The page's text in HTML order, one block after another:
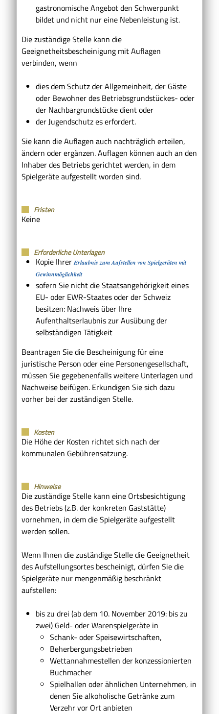
gastronomische Angebot den Schwerpunkt
bildet und nicht nur eine Nebenleistung ist.
Die zuständige Stelle kann die
Geeignetheitsbescheinigung mit Auflagen
verbinden, wenn
dies dem Schutz der Allgemeinheit, der Gäste
oder Bewohner des Betriebsgrundstückes- oder
der Nachbargrundstücke dient oder
der Jugendschutz es erfordert.
Sie kann die Auflagen auch nachträglich erteilen,
ändern oder ergänzen. Auflagen können auch an den
Inhaber des Betriebs gerichtet werden, in dem
Spielgeräte aufgestellt worden sind.
Fristen
Keine
Erforderliche Unterlagen
Kopie IhrerErlaubnis zum Aufstellen von Spielgeräten mit
Gewinnmöglichkeit
sofern Sie nicht die Staatsangehörigkeit eines
EU- oder EWR-Staates oder der Schweiz
besitzen: Nachweis über Ihre
Aufenthaltserlaubnis zur Ausübung der
selbständigen Tätigkeit
Beantragen Sie die Bescheinigung für eine
juristische Person oder eine Personengesellschaft,
müssen Sie gegebenenfalls weitere Unterlagen und
Nachweise beifügen. Erkundigen Sie sich dazu
vorher bei der zuständigen Stelle.
Kosten
Die Höhe der Kosten richtet sich nach der
kommunalen Gebührensatzung.
Hinweise
Die zuständige Stelle kann eine Ortsbesichtigung
des Betriebs (z.B. der konkreten Gaststätte)
vornehmen, in dem die Spielgeräte aufgestellt
werden sollen.
Wenn Ihnen die zuständige Stelle die Geeignetheit
des Aufstellungsortes bescheinigt, dürfen Sie die
Spielgeräte nur mengenmäßig beschränkt
aufstellen:
bis zu drei (ab dem 10. November 2019: bis zu
zwei) Geld- oder Warenspielgeräte in
Schank- oder Speisewirtschaften,
Beherbergungsbetrieben
Wettannahmestellen der konzessionierten
Buchmacher
Spielhallen oder ähnlichen Unternehmen, in
denen Sie alkoholische Getränke zum
Verzehr vor Ort anbieten